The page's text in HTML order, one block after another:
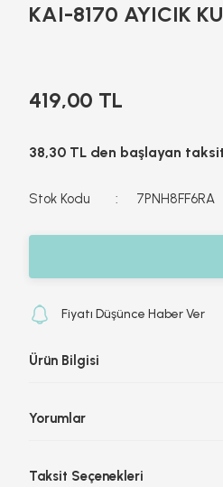
KAI-8170 AYICIK
419,00 TL
38,30 TL den başlayan
Stok Kodu 7PNH8FF6RA
Fiyatı Düşünce Haber Ver
Ürün Bilgisi
Yorumlar
Taksit Seçenekleri